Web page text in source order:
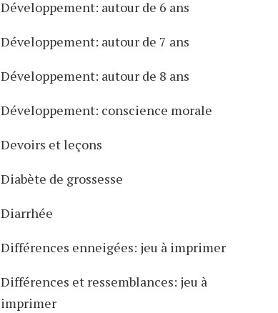
Développement: autour de 6 ans
Développement: autour de 7 ans
Développement: autour de 8 ans
Développement: conscience morale
Devoirs et leçons
Diabète de grossesse
Diarrhée
Différences enneigées: jeu à imprimer
Différences et ressemblances: jeu à
imprimer